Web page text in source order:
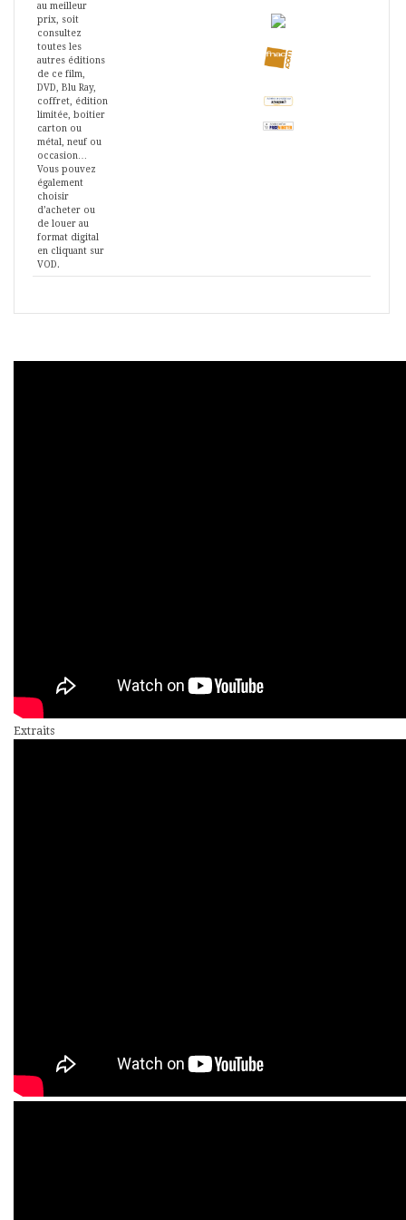
au meilleur
prix, soit
consultez
toutes les
autres éditions
de ce film,
DVD, Blu Ray,
coffret, édition
limitée, boitier
carton ou
métal, neuf ou
occasion…
Vous pouvez
également
choisir
d’acheter ou
de louer au
format digital
en cliquant sur
VOD.
Extraits